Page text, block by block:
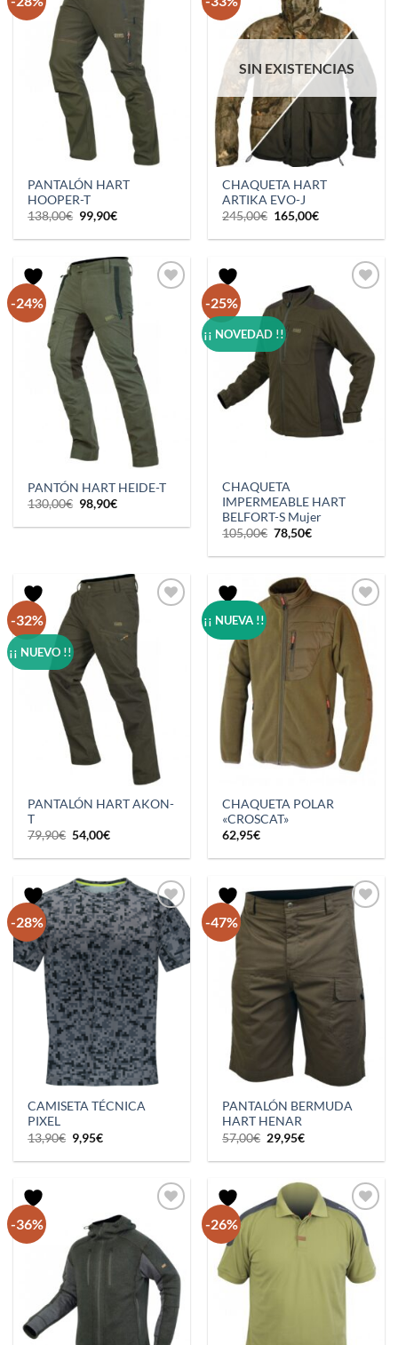
PANTALÓN HART
HOOPER-T
138,00€ El
precio
original
138,00€.
99,90€El
actual
99,90€.
SIN EXISTENCIAS
CHAQUETA HART
ARTIKA EVO-J
245,00€ El
precio
original
165,00€El
actual
165,00€.
-24%
PANTÓN HART HEIDE-T
130,00€ El
precio
original
98,90€El
actual
-25%
¡¡ NOVEDAD !!
CHAQUETA
IMPERMEABLE HART
BELFORT-S Mujer
105,00€ El
precio
original
105,00€.
78,50€El
actual
-32%
¡¡ NUEVO !!
PANTALÓN HART AKON-
T
79,90€ El
precio
original
79,90€.
54,00€El
actual
54,00€.
¡¡ NUEVA !!
CHAQUETA POLAR
«CROSCAT»
62,95€
-28%
CAMISETA TÉCNICA
PIXEL
13,90€ El
precio
original
9,95€El
actual
-47%
PANTALÓN BERMUDA
HART HENAR
57,00€ El
precio
original
57,00€.
29,95€El
actual
29,95€.
-36% -26%